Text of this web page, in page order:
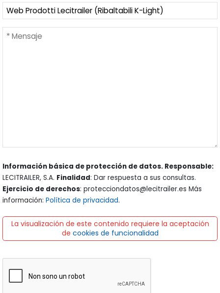
Información básica de protección de datos. Responsable:
LECITRAILER, S.A. Finalidad: Dar respuesta a sus consultas.
Ejercicio de derechos: protecciondatos@lecitrailer.es Más
información: Política de privacidad.
La visualización de este contenido requiere la aceptación
de cookies de funcionalidad